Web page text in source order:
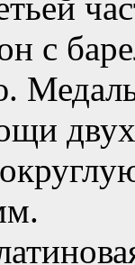
с
двух